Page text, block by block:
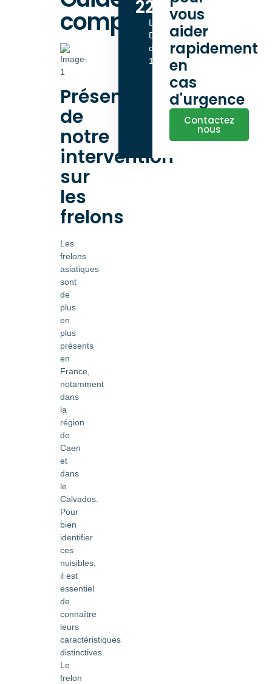
complet
Présentation
de
notre
intervention
sur
les
frelons
Les
frelons
asiatiques
sont
de
plus
en
plus
présents
en
France,
notamment
dans
la
région
de
Caen
et
dans
le
Calvados.
Pour
bien
identifier
ces
nuisibles,
il est
essentiel
de
connaître
leurs
caractéristiques
distinctives.
Le
frelon
22
Lundi -
Dimanche
de 9h00 à
18h00
vous
aider
rapidement
en
cas
d'urgence
Contactez
nous